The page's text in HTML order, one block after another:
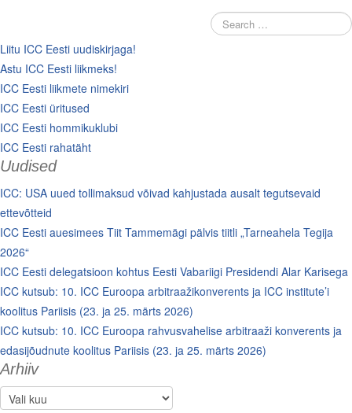
Liitu ICC Eesti uudiskirjaga!
Astu ICC Eesti liikmeks!
ICC Eesti liikmete nimekiri
ICC Eesti üritused
ICC Eesti hommikuklubi
ICC Eesti rahatäht
Uudised
ICC: USA uued tollimaksud võivad kahjustada ausalt tegutsevaid
ettevõtteid
ICC Eesti auesimees Tiit Tammemägi pälvis tiitli „Tarneahela Tegija
2026“
ICC Eesti delegatsioon kohtus Eesti Vabariigi Presidendi Alar Karisega
ICC kutsub: 10. ICC Euroopa arbitraažikonverents ja ICC institute’i
koolitus Pariisis (23. ja 25. märts 2026)
ICC kutsub: 10. ICC Euroopa rahvusvahelise arbitraaži konverents ja
edasijõudnute koolitus Pariisis (23. ja 25. märts 2026)
Arhiiv
Arhiiv